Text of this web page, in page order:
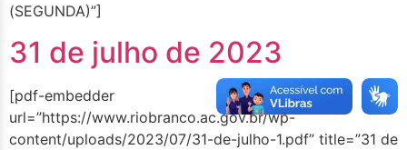
(SEGUNDA)”]
31 de julho de 2023
[pdf-embedder
url=”https://www.riobranco.ac.gov.br/wp-
content/uploads/2023/07/31-de-julho-1.pdf” title=”31 de